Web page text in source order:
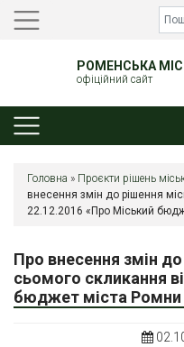
РОМЕНСЬКА
офіційний сайт
Головна » Проєкти рішень
внесення змін до рішення
22.12.2016 «Про Міський
Про внесення змін
сьомого скликання
бюджет міста Ромни